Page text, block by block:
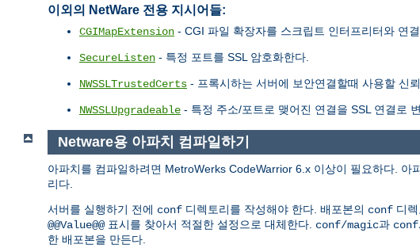
이외의 NetWare 전용 지시어들:
CGIMapExtension - CGI 파일 확장자를 스크립트 인터프리터와 연
SecureListen - 특정 포트를 SSL 암호화한다.
NWSSLTrustedCerts - 프록시하는 서버에 보안연결할때 사용할 신
NWSSLUpgradeable - 특정 주소/포트로 맺어진 연결을 SSL 연결로
Netware용 아파치 컴파일하기
아파치를 컴파일하려면 MetroWerks CodeWarrior 6.x 이상이 필요하다.
리다.
서버를 실행하기 전에 conf 디렉토리를 작성해야 한다. 배포본의 conf 디
@@Value@@표시를 찾아서 적절한 설정으로 대체한다. conf/magic과
한 배포본을 만든다.